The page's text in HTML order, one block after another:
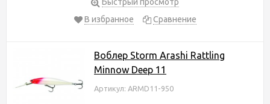
В избранное
Сравнение
Воблер Storm Arashi Rattling
Minnow Deep 11
Артикул: ARMD11-950